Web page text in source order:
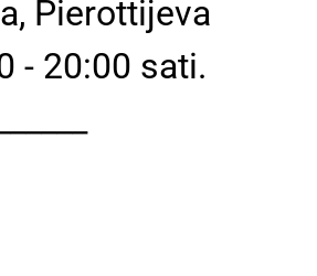
Pierottijeva
- 20:00 sati.